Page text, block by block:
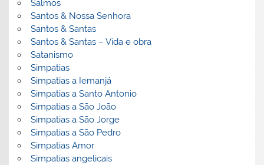
Salmos
Santos & Nossa Senhora
Santos & Santas
Santos & Santas – Vida e obra
Satanismo
Simpatias
Simpatias a Iemanjá
Simpatias a Santo Antonio
Simpatias a São João
Simpatias a São Jorge
Simpatias a São Pedro
Simpatias Amor
Simpatias angelicais